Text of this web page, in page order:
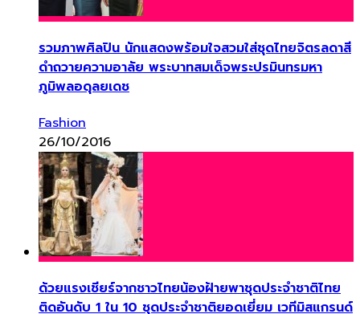
รวมภาพศิลปิน นักแสดงพร้อมใจสวมใส่ชุดไทยจิตรลดาสี
ดำถวายความอาลัย พระบาทสมเด็จพระปรมินทรมหา
ภูมิพลอดุลยเดช
Fashion
26/10/2016
ด้วยแรงเชียร์จากชาวไทยน้องฝ้ายพาชุดประจำชาติไทย
ติดอันดับ 1 ใน 10 ชุดประจำชาติยอดเยี่ยม เวทีมิสแกรนด์